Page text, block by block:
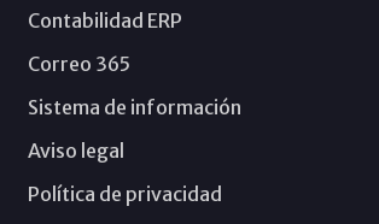
Contabilidad ERP
Correo 365
Sistema de información
Aviso legal
Política de privacidad